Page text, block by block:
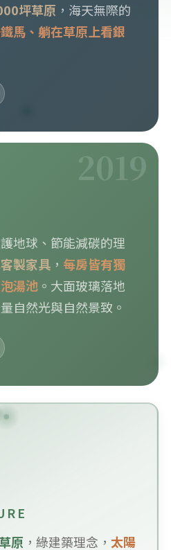
坪草原 ，海天無際的
馬、躺在草原上看銀
2019
地球、節能減碳的理
製家具， 每房皆有獨
湯池。大面玻璃落地
自然光與自然景致。
原 ，綠建築理念，太陽